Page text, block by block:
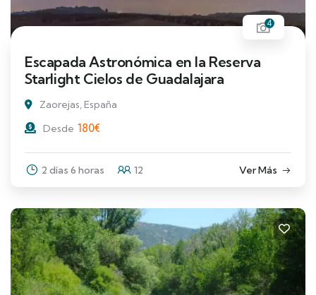
4
Escapada Astronómica en la Reserva
Starlight Cielos de Guadalajara
Zaorejas, España
Desde 180€
2 días 6 horas 12 Ver Más